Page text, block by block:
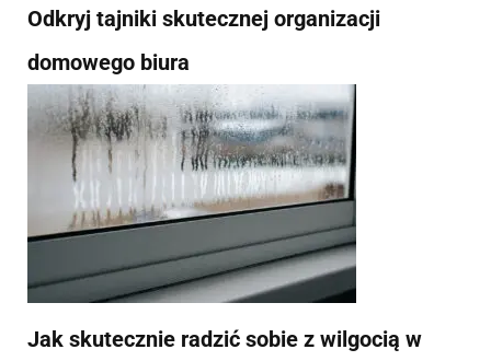
Odkryj tajniki skutecznej organizacji
domowego biura
Jak skutecznie radzić sobie z wilgocią w